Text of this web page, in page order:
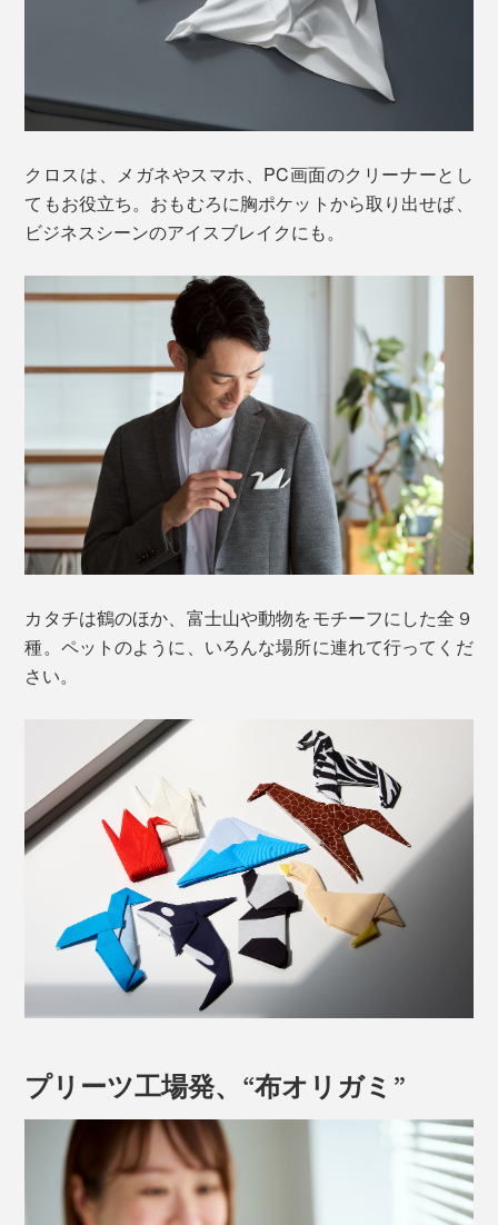
クロスは、メガネやスマホ、PC画面のクリーナーとし
てもお役立ち。おもむろに胸ポケットから取り出せば、
ビジネスシーンのアイスブレイクにも。
カタチは鶴のほか、富士山や動物をモチーフにした全９
種。ペットのように、いろんな場所に連れて行ってくだ
さい。
プリーツ工場発、“布オリガミ”